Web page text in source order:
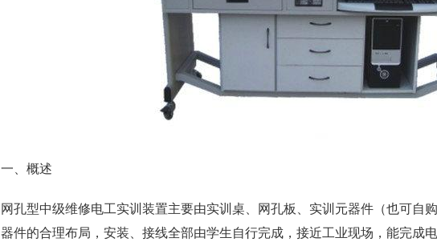
一、概述
网孔型中级维修电工实训装置主要由实训桌、网孔板、实训元器件（也可自
器件的合理布局，安装、接线全部由学生自行完成，接近工业现场，能完成